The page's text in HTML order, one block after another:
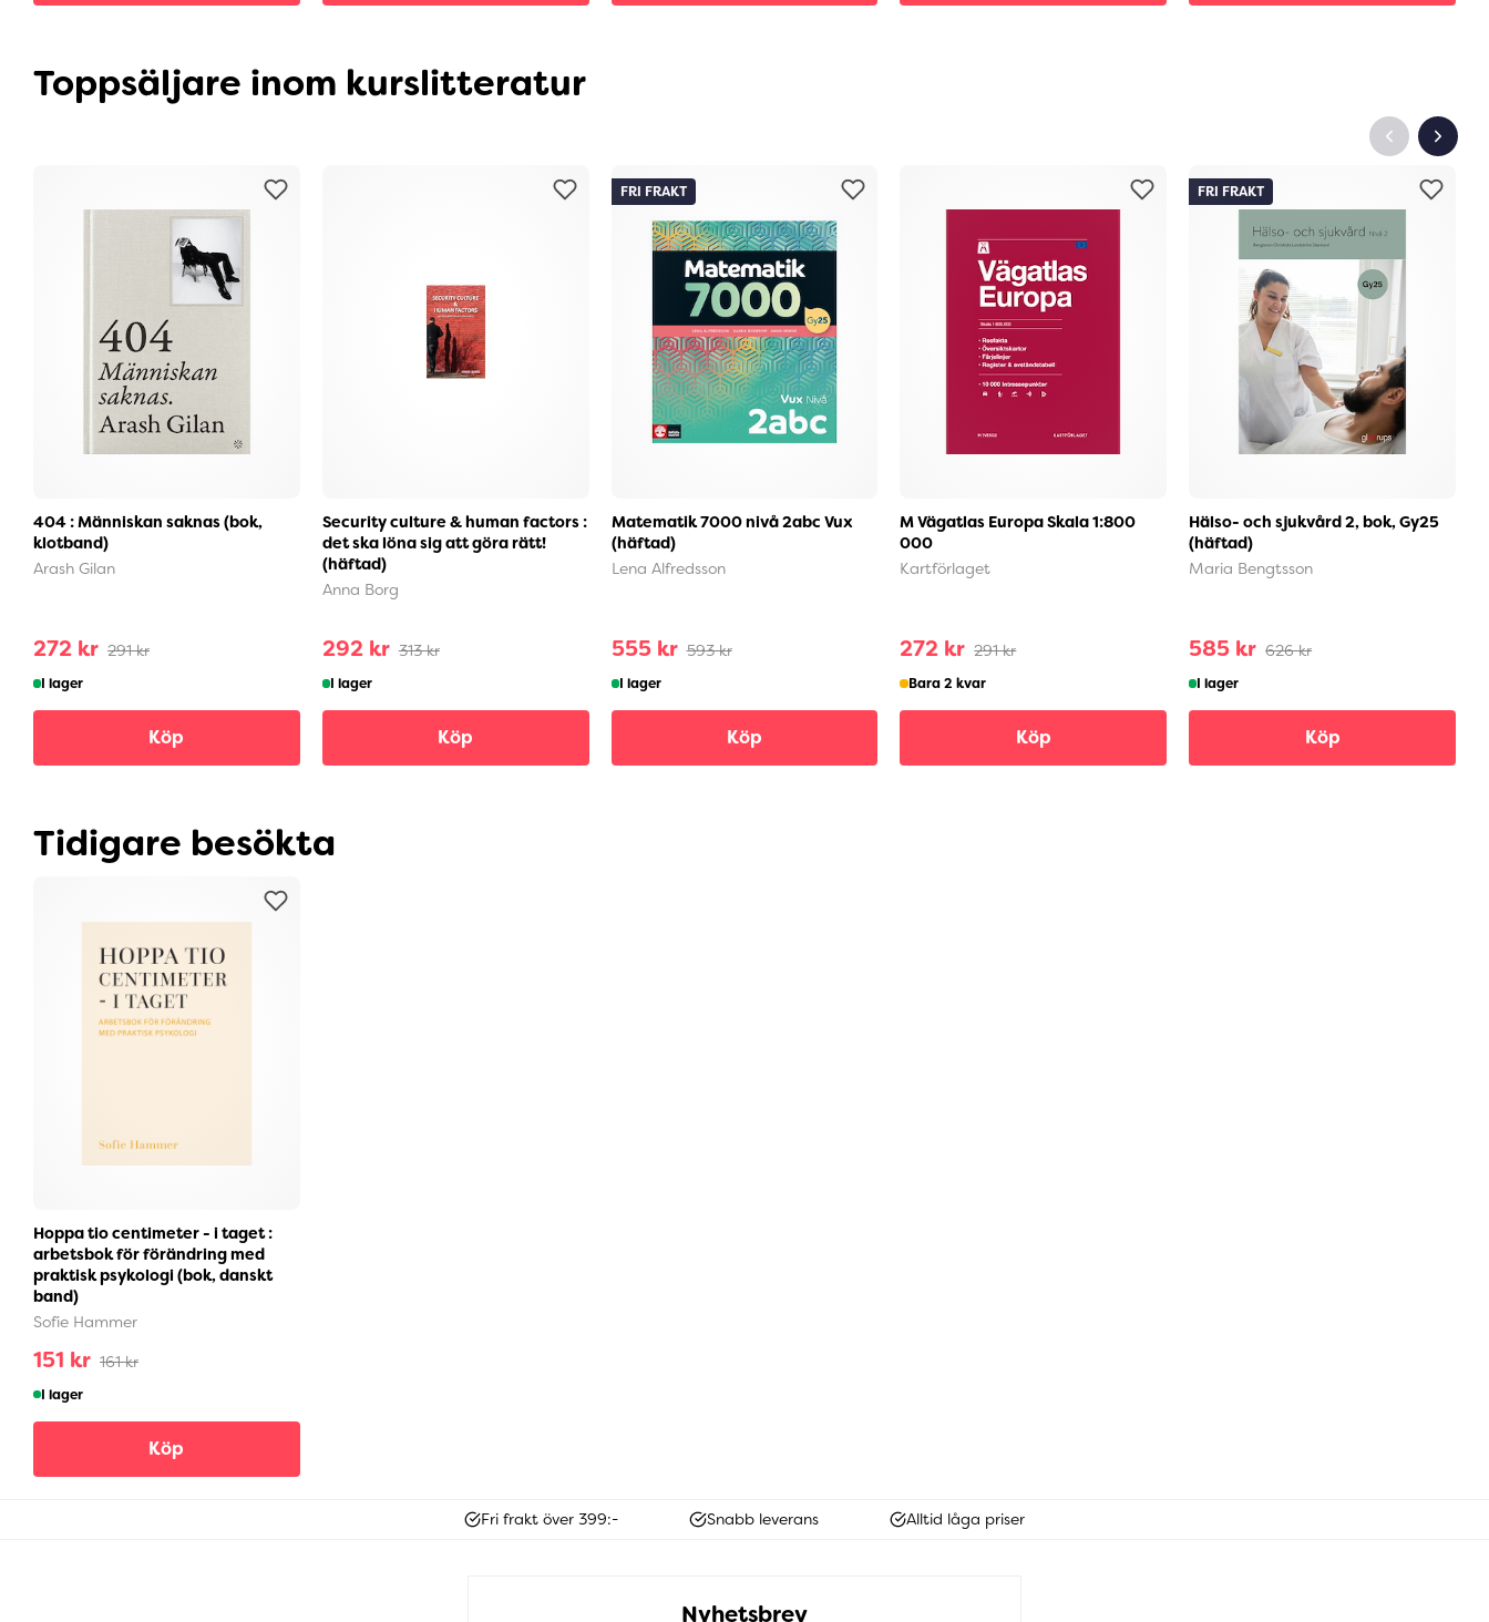
Toppsäljare inom kurslitteratur
404 : Människan saknas (bok,
klotband)
Arash Gilan
272 kr 291 kr
I lager
Köp
Security culture & human factors :
det ska löna sig att göra rätt!
(häftad)
Anna Borg
292 kr 313 kr
I lager
Köp
Matematik 7000 nivå 2abc Vux
(häftad)
Lena Alfredsson
555 kr 593 kr
FRI FRAKT
I lager
Köp
M Vägatlas Europa Skala 1:800
000
Kartförlaget
272 kr 291 kr
Bara 2 kvar
Köp
Hälso- och sjukvård 2, bok, Gy25
(häftad)
Maria Bengtsson
585 kr 626 kr
FRI FRAKT
I lager
Köp
Tidigare besökta
Hoppa tio centimeter - i taget :
arbetsbok för förändring med
praktisk psykologi (bok, danskt
band)
Sofie Hammer
151 kr 161 kr
I lager
Köp
Fri frakt över 399:- Snabb leverans Alltid låga priser
Nyhetsbrev